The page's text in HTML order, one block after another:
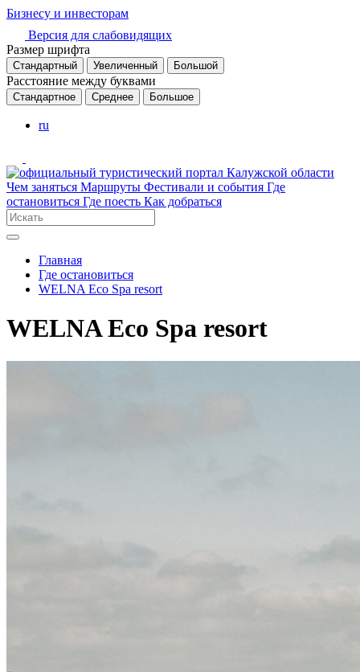
Бизнесу и инвесторам
Версия для слабовидящих
Размер шрифта
Стандартный Увеличенный Большой
Расстояние между буквами
Стандартное Среднее Большое
ru
Чем заняться Маршруты Фестивали и события Где
остановиться Где поесть Как добраться
Главная
Где остановиться
WELNA Eco Spa resort
WELNA Eco Spa resort